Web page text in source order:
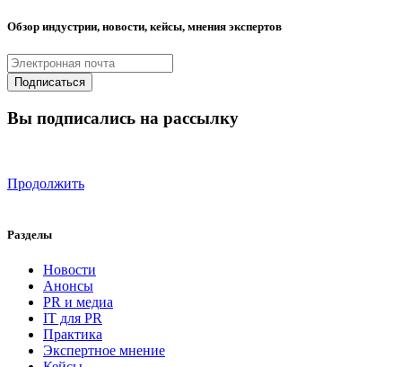
Обзор индустрии, новости, кейсы, мнения экспертов
Вы подписались на рассылку
Продолжить
Разделы
Новости
Анонсы
PR и медиа
IT для PR
Практика
Экспертное мнение